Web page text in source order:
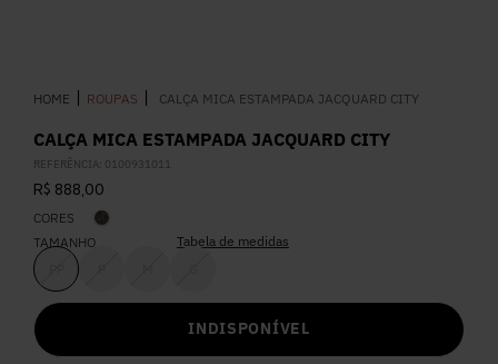
ROUPAS CALÇA MICA ESTAMPADA JACQUARD CITY
CALÇA MICA ESTAMPADA JACQUARD CITY
REFERÊNCIA: 0100931011
R$ 888,00
CORES
TAMANHO
Tabela de medidas
INDISPONÍVEL
8 Colete
9 º Camisa
10º